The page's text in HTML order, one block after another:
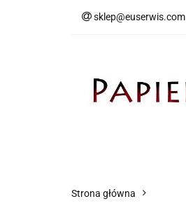
sklep@euserwis.com
Strona główna